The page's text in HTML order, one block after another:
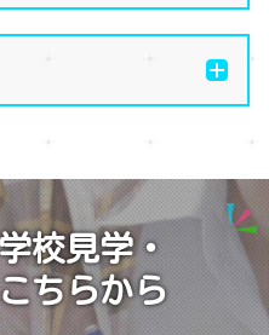
に入試説明会を実施します
しらせ
のご案内
ンスポーツ活動
校見学・
ちらから